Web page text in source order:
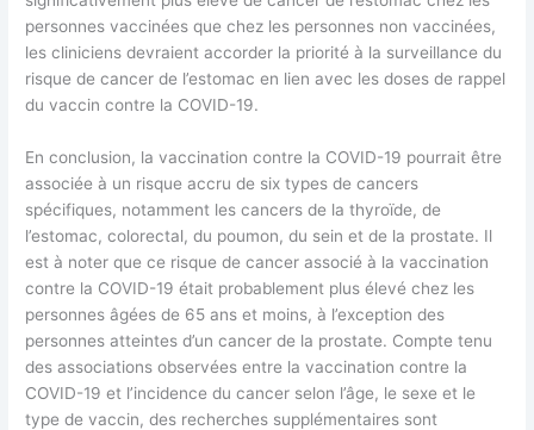
personnes vaccinées que chez les personnes non vaccinées,
les cliniciens devraient accorder la priorité à la surveillance du
risque de cancer de l’estomac en lien avec les doses de rappel
du vaccin contre la COVID-19.
En conclusion, la vaccination contre la COVID-19 pourrait être
associée à un risque accru de six types de cancers
spécifiques, notamment les cancers de la thyroïde, de
l’estomac, colorectal, du poumon, du sein et de la prostate. Il
est à noter que ce risque de cancer associé à la vaccination
contre la COVID-19 était probablement plus élevé chez les
personnes âgées de 65 ans et moins, à l’exception des
personnes atteintes d’un cancer de la prostate. Compte tenu
des associations observées entre la vaccination contre la
COVID-19 et l’incidence du cancer selon l’âge, le sexe et le
type de vaccin, des recherches supplémentaires sont